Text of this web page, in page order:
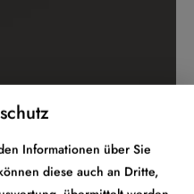
Informationen über Sie
diese auch an Dritte,